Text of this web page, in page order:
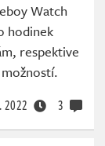
Watch
hodinek
respektive
2022 3